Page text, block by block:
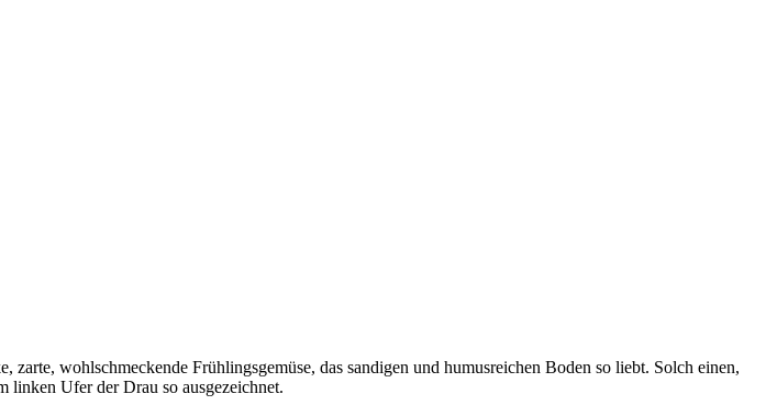
wohlschmeckende Frühlingsgemüse, das sandigen und humusreichen Boden so liebt. Solch einen,
linken Ufer der Drau so ausgezeichnet.